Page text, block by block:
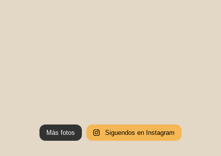
Más fotos Siguendos en Instagram